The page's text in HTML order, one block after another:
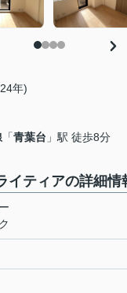
年)
「青葉台 」駅 徒歩8分
イティアの詳細情